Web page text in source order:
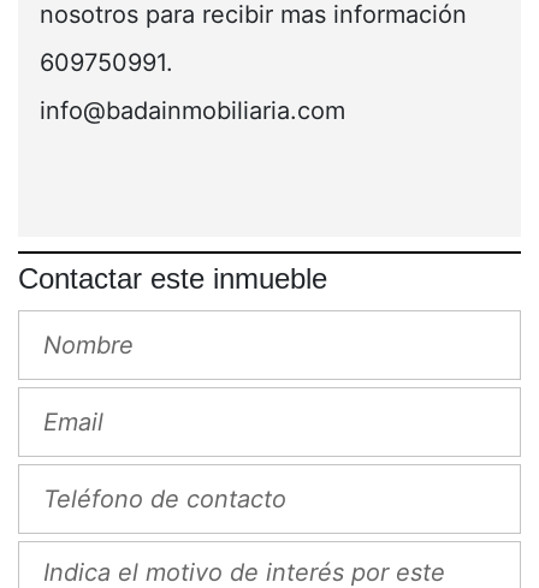
nosotros para recibir mas información
609750991.
info@badainmobiliaria.com
Contactar este inmueble